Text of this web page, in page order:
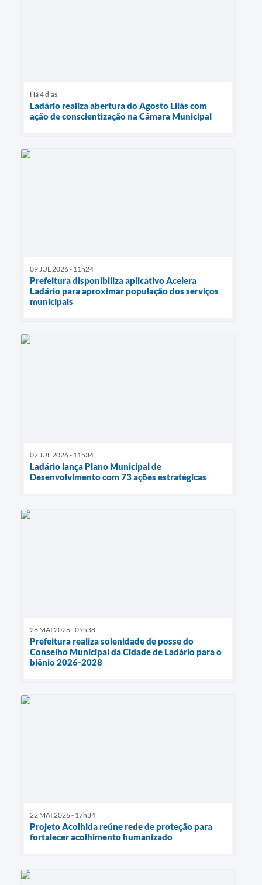
Há 4 dias
Ladário realiza abertura do Agosto Lilás com
ação de conscientização na Câmara Municipal
09 JUL 2026 - 11h24
Prefeitura disponibiliza aplicativo Acelera
Ladário para aproximar população dos serviços
municipais
02 JUL 2026 - 11h34
Ladário lança Plano Municipal de
Desenvolvimento com 73 ações estratégicas
26 MAI 2026 - 09h38
Prefeitura realiza solenidade de posse do
Conselho Municipal da Cidade de Ladário para o
biênio 2026-2028
22 MAI 2026 - 17h34
Projeto Acolhida reúne rede de proteção para
fortalecer acolhimento humanizado